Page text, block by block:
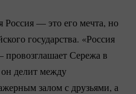
Россия — это его мечта, но
государства. «Россия
Сережа в
он делит между
залом с друзьями, а